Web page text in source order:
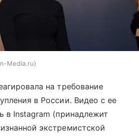
Media.ru
на требование
в России. Видео с ее
в Instagram (принадлежит
экстремистской